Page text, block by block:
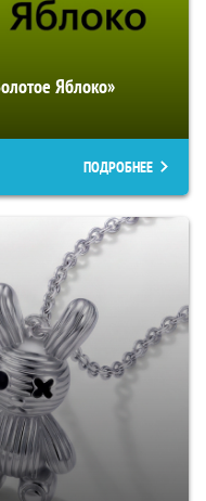
Яблоко»
ПОДРОБНЕЕ